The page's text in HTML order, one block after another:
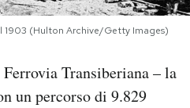
1903 (Hulton Archive/Getty Images)
Transiberiana – la
un percorso di 9.829